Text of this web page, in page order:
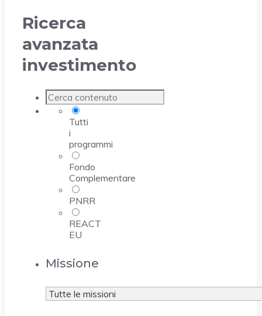
Ricerca
avanzata
investimento
Tutti
i
programmi
Fondo
Complementare
PNRR
REACT
EU
Missione